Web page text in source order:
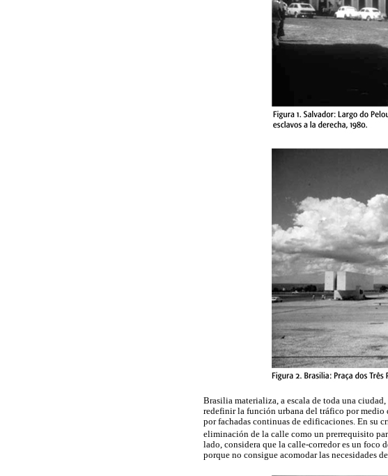
Brasilia materializa, a escala de toda una
redefinir la función urbana del tráfico por medio
por fachadas continuas de edificaciones. En su
eliminación de la calle como un prerrequisito
lado, considera que la calle-corredor es un foco
porque no consigue acomodar las necesidades